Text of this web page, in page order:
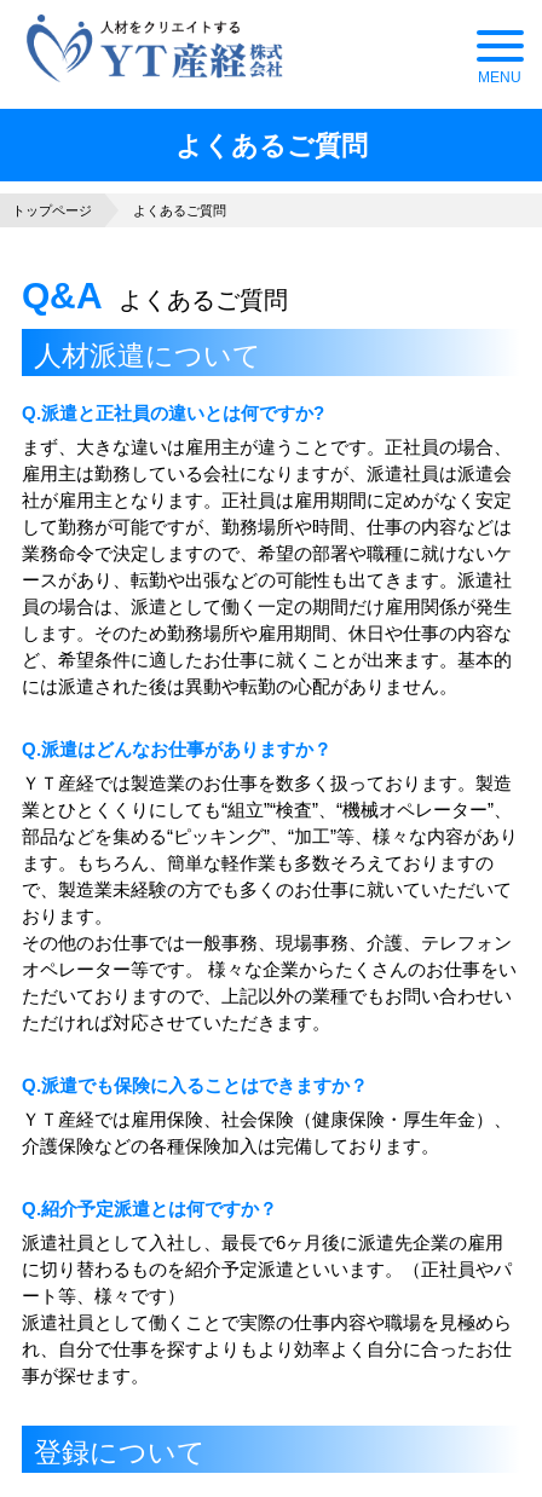
よくあるご質問
トップページ よくあるご質問
Q&A よくあるご質問
人材派遣について
Q.派遣と正社員の違いとは何ですか?
まず、大きな違いは雇用主が違うことです。正社員の場合、
雇用主は勤務している会社になりますが、派遣社員は派遣会
社が雇用主となります。正社員は雇用期間に定めがなく安定
して勤務が可能ですが、勤務場所や時間、仕事の内容などは
業務命令で決定しますので、希望の部署や職種に就けないケ
ースがあり、転勤や出張などの可能性も出てきます。派遣社
員の場合は、派遣として働く一定の期間だけ雇用関係が発生
します。そのため勤務場所や雇用期間、休日や仕事の内容な
ど、希望条件に適したお仕事に就くことが出来ます。基本的
には派遣された後は異動や転勤の心配がありません。
Q.派遣はどんなお仕事がありますか？
ＹＴ産経では製造業のお仕事を数多く扱っております。製造
業とひとくくりにしても“組立”“検査”、“機械オペレーター”、
部品などを集める“ピッキング”、“加工”等、様々な内容があり
ます。もちろん、簡単な軽作業も多数そろえておりますの
で、製造業未経験の方でも多くのお仕事に就いていただいて
おります。
その他のお仕事では一般事務、現場事務、介護、テレフォン
オペレーター等です。 様々な企業からたくさんのお仕事をい
ただいておりますので、上記以外の業種でもお問い合わせい
ただければ対応させていただきます。
Q.派遣でも保険に入ることはできますか？
ＹＴ産経では雇用保険、社会保険（健康保険・厚生年金）、
介護保険などの各種保険加入は完備しております。
Q.紹介予定派遣とは何ですか？
派遣社員として入社し、最長で6ヶ月後に派遣先企業の雇用
に切り替わるものを紹介予定派遣といいます。（正社員やパ
ート等、様々です）
派遣社員として働くことで実際の仕事内容や職場を見極めら
れ、自分で仕事を探すよりもより効率よく自分に合ったお仕
事が探せます。
登録について